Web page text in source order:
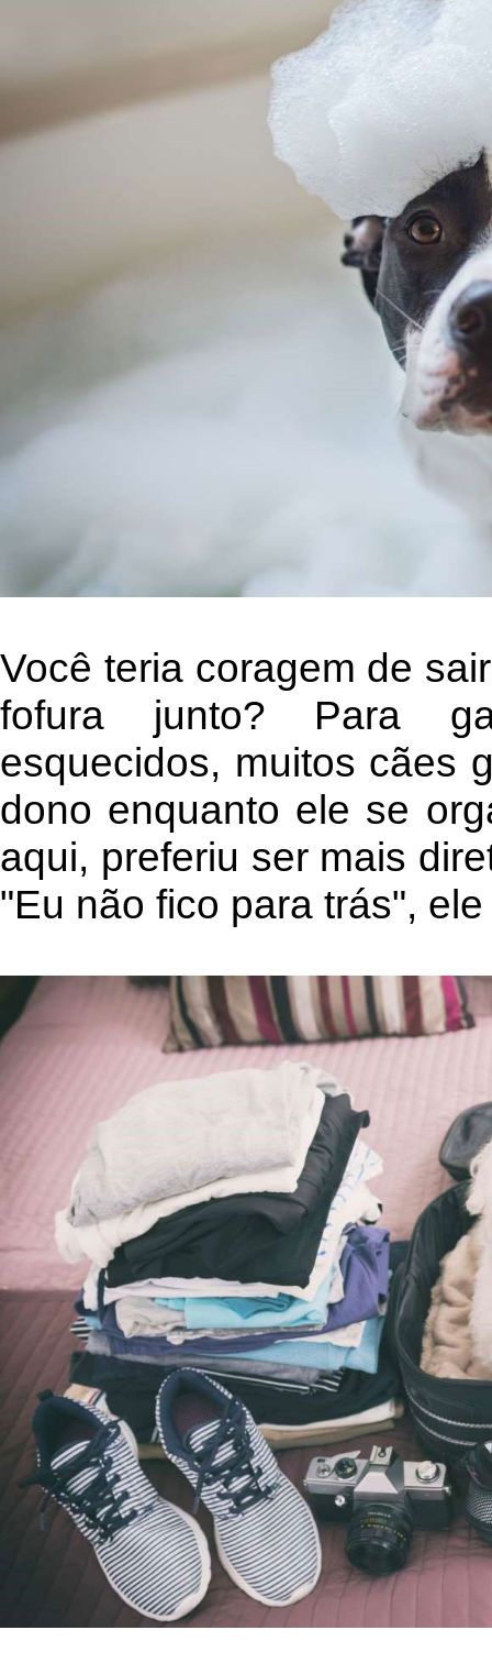
Você teria coragem de
fofura junto? Para
esquecidos, muitos cães
dono enquanto ele se
aqui, preferiu ser mais
"Eu não fico para trás",